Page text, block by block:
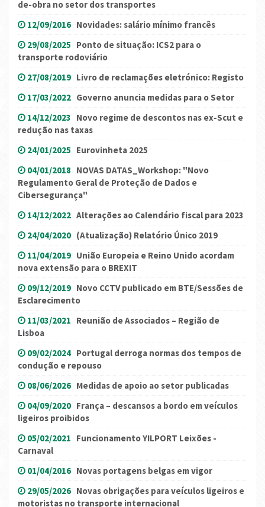
de-obra no setor dos transportes
12/09/2016 Novidades: salário mínimo francês
29/08/2025 Ponto de situação: ICS2 para o
transporte rodoviário
27/08/2019 Livro de reclamações eletrónico: Registo
17/03/2022 Governo anuncia medidas para o Setor
14/12/2023 Novo regime de descontos nas ex-Scut e
redução nas taxas
24/01/2025 Eurovinheta 2025
04/01/2018 NOVAS DATAS_Workshop: "Novo
Regulamento Geral de Proteção de Dados e
Cibersegurança"
14/12/2022 Alterações ao Calendário fiscal para 2023
24/04/2020 (Atualização) Relatório Único 2019
11/04/2019 União Europeia e Reino Unido acordam
nova extensão para o BREXIT
09/12/2019 Novo CCTV publicado em BTE/Sessões de
Esclarecimento
11/03/2021 Reunião de Associados – Região de
Lisboa
09/02/2024 Portugal derroga normas dos tempos de
condução e repouso
08/06/2026 Medidas de apoio ao setor publicadas
04/09/2020 França – descansos a bordo em veículos
ligeiros proibidos
05/02/2021 Funcionamento YILPORT Leixões -
Carnaval
01/04/2016 Novas portagens belgas em vigor
29/05/2026 Novas obrigações para veículos ligeiros e
motoristas no transporte internacional